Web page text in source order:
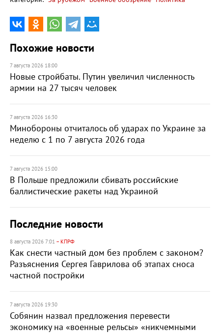
Похожие новости
7 августа 2026 18:00
Новые стройбаты. Путин увеличил численность
армии на 27 тысяч человек
7 августа 2026 16:30
Минобороны отчиталось об ударах по Украине за
неделю с 1 по 7 августа 2026 года
7 августа 2026 15:00
В Польше предложили сбивать российские
баллистические ракеты над Украиной
Последние новости
8 августа 2026 7:01 – КПРФ
Как снести частный дом без проблем с законом?
Разъяснения Сергея Гаврилова об этапах сноса
частной постройки
7 августа 2026 19:30
Собянин назвал предложения перевести
экономику на «военные рельсы» «никчемными